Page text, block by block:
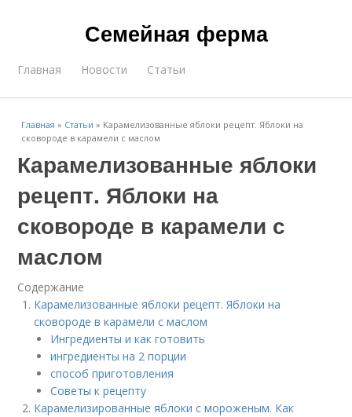
Семейная ферма
Главная Новости Статьи
Главная » Статьи » Карамелизованные яблоки рецепт. Яблоки на
сковороде в карамели с маслом
Карамелизованные яблоки
рецепт. Яблоки на
сковороде в карамели с
маслом
Содержание
Карамелизованные яблоки рецепт. Яблоки на
сковороде в карамели с маслом
Ингредиенты и как готовить
ингредиенты на 2 порции
способ приготовления
Советы к рецепту
Карамелизированные яблоки с мороженым. Как